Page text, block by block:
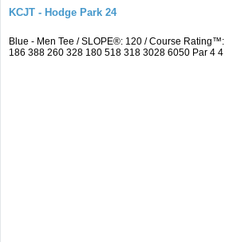
KCJT - Hodge Park 24
Blue - Men Tee / SLOPE®: 120 / Course
186 388 260 328 180 518 318 3028 6050 Par 4